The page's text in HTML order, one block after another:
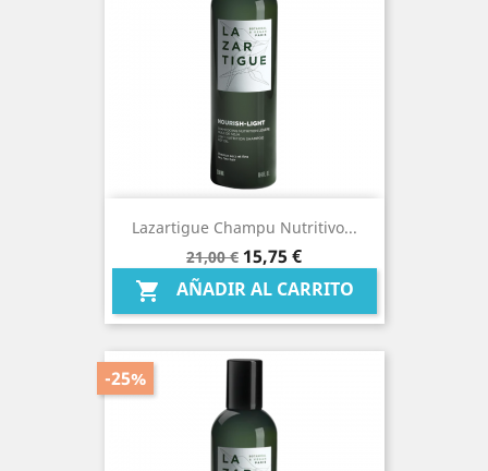
Lazartigue Champu Nutritivo...
Precio
base
21,00 € Precio
15,75 €
 AÑADIR AL CARRITO
-25%